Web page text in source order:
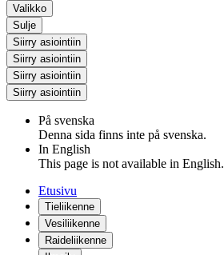
Valikko
Sulje
Siirry asiointiin
Siirry asiointiin
Siirry asiointiin
Siirry asiointiin
På svenska
Denna sida finns inte på svenska.
In English
This page is not available in English.
Etusivu
Tieliikenne
Vesiliikenne
Raideliikenne